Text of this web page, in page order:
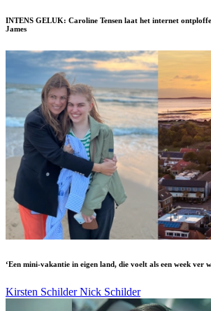
INTENS GELUK: Caroline Tensen laat het internet
James
‘Een mini-vakantie in eigen land, die voelt als een week ver
Kirsten SchilderNick Schilder